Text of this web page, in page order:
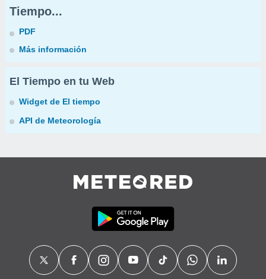
Tiempo...
PDF
Más información
El Tiempo en tu Web
Widget de El tiempo
API de Meteorología